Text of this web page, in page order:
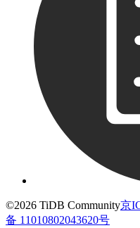
©2026 TiDB Community京
备 11010802043620号